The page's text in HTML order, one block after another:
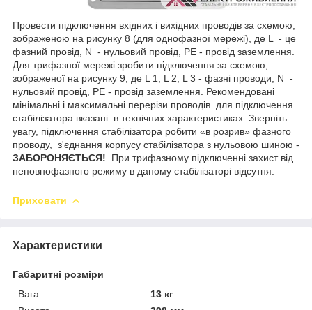
Провести підключення вхідних і вихідних проводів за схемою,
зображеною на рисунку 8 (для однофазної мережі), де L - це
фазний провід, N - нульовий провід, РЕ - провід заземлення.
Для трифазної мережі зробити підключення за схемою,
зображеної на рисунку 9, де L 1, L 2, L 3 - фазні проводи, N -
нульовий провід, РЕ - провід заземлення. Рекомендовані
мінімальні і максимальні перерізи проводів для підключення
стабілізатора вказані в технічних характеристиках. Зверніть
увагу, підключення стабілізатора робити «в розрив» фазного
проводу, з'єднання корпусу стабілізатора з нульовою шиною -
ЗАБОРОНЯЄТЬСЯ! При трифазному підключенні захист від
неповнофазного режиму в даному стабілізаторі відсутня.
Приховати
Характеристики
Габаритні розміри
Вага
13 кг